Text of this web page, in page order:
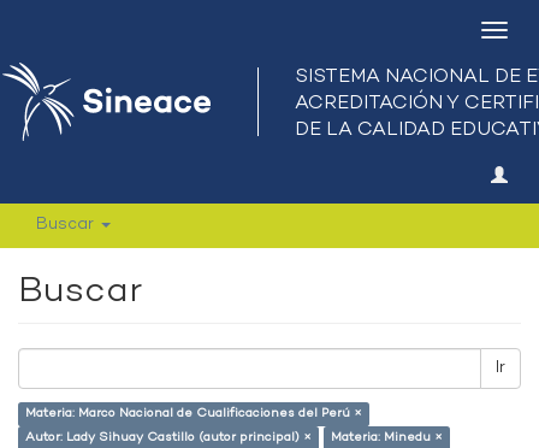
Buscar
Buscar
Ir
Materia: Marco Nacional de Cualificaciones del Perú ×
Autor: Lady Sihuay Castillo (autor principal) ×
Materia: Minedu ×